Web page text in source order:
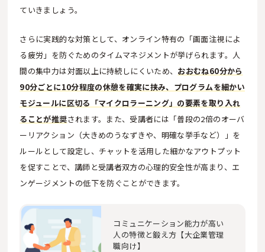
ていきましょう。
さらに実践的な対策として、オンライン特有の「画面注視によ
る疲労」を防ぐためのタイムマネジメントが挙げられます。人
間の集中力は対面以上に持続しにくいため、 おおむね60分から
90分ごとに10分程度の休憩を確実に挟み、プログラムを細かい
モジュールに区切る「マイクロラーニング」の要素を取り入れ
ることが推奨されます。また、受講者には「普段の2倍のオーバ
ーリアクション（大きめのうなずきや、明確な挙手など）」を
ルールとして設定し、チャットを活用した細かなアウトプット
を促すことで、講師と受講者双方の心理的安全性が高まり、エ
ンゲージメントの低下を防ぐことができます。
コミュニケーション能力が高い
人の特徴と鍛え方【大企業管理
職向け】